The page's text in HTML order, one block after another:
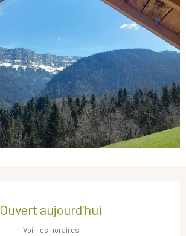
Ouvert aujourd'hui
Voir les horaires